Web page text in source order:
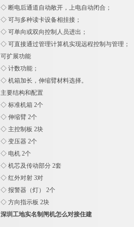
◇ 断电后通道自动敞开，上电自动闭合；
◇ 可与多种读卡设备相挂接；
◇ 可单向或双向控制人员进出；
◇ 可直接通过管理计算机实现远程控制与管理；
可扩展功能
◇ 计数功能；
◇ 机箱加长，伸缩臂材料选择。
主要结构和配置
◇ 标准机箱 2个
◇ 伸缩臂 2个
◇ 主控制板 2块
◇ 变压器 2个
◇ 电机 2个
◇ 机芯及传动部分 2套
◇ 红外对射 3对
◇ 报警器（灯） 2个
◇ 方向指示板 2块
深圳工地实名制闸机怎么对接住建